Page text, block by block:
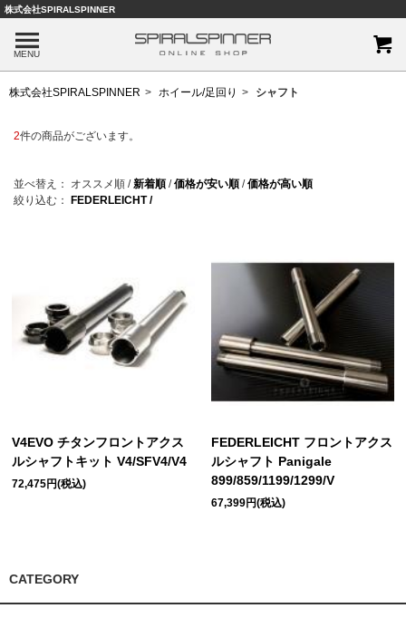
株式会社SPIRALSPINNER
MENU
株式会社SPIRALSPINNER ホイール/足回り シャフト
2件の商品がございます。
並べ替え： オススメ順 /新着順 /価格が安い順 /価格が高い順
絞り込む：
FEDERLEICHT /
V4EVO チタンフロントアクス
ルシャフトキット V4/SFV4/V4
72,475円(税込)
FEDERLEICHT フロントアクス
ルシャフト Panigale
899/859/1199/1299/V
67,399円(税込)
CATEGORY